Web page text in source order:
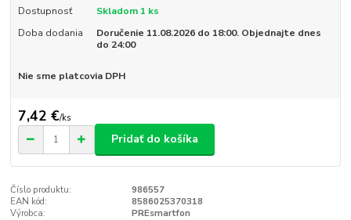
Dostupnosť
Skladom 1 ks
Doba dodania
Doručenie 11.08.2026 do 18:00. Objednajte dnes
do 24:00
Nie sme platcovia DPH
7,42 €/ks
Pridať do košíka
Číslo produktu:
986557
EAN kód:
8586025370318
Výrobca:
PREsmartfon